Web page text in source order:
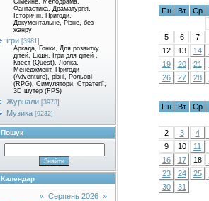
Сімейне, Мелодрама,
Фантастика, Драматургія,
Історичні, Пригоди,
Документальне, Різне, без
жанру
ігри [3981]
Аркада, Гонки, Для розвитку
дітей, Екшн, Ігри для дітей ,
Квест (Quest), Логіка,
Менеджмент, Пригоди
(Adventure), різні, Рольові
(RPG), Симулятори, Стратегії,
3D шутер (FPS)
Журнали [3973]
Музика [9232]
Пошук
Календар
« Серпень 2026 »
Пн Вт Ср
5 6
7
12
13 14
19
20 21
26
27 28
Пн Вт Ср
2 3
4
9
10 11
16
17 18
23
24 25
30
31